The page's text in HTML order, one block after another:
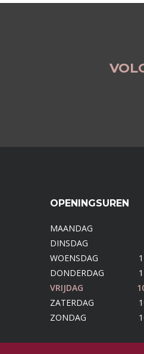
OPENINGSUREN
MAANDAG
DINSDAG
WOENSDAG
DONDERDAG
VRIJDAG
ZATERDAG
ZONDAG